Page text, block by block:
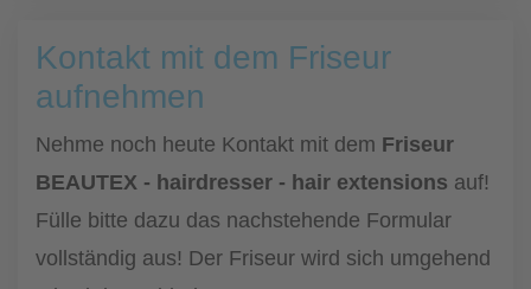
Kontakt mit dem Friseur
aufnehmen
Nehme noch heute Kontakt mit dem Friseur
BEAUTEX - hairdresser - hair extensions auf!
Fülle bitte dazu das nachstehende Formular
vollständig aus! Der Friseur wird sich umgehend